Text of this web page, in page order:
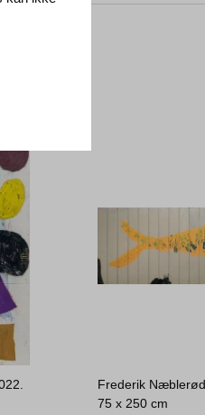
Frederik
75 x 250 cm